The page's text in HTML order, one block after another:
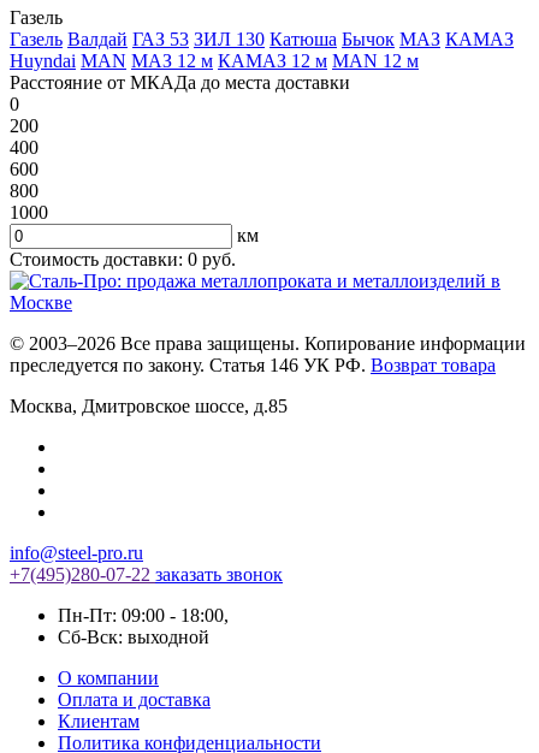
Газель
Газель Валдай ГАЗ 53 ЗИЛ 130 Катюша Бычок МАЗ КАМАЗ
Huyndai MAN МАЗ 12 м КАМАЗ 12 м MAN 12 м
Расстояние от МКАДа до места доставки
0
200
400
600
800
1000
км
Стоимость доставки: 0 руб.
© 2003–2026 Все права защищены. Копирование информации
преследуется по закону. Статья 146 УК РФ. Возврат товара
Москва, Дмитровское шоссе, д.85
info@steel-pro.ru
+7(495)280-07-22 заказать звонок
Пн-Пт: 09:00 - 18:00,
Cб-Вск: выходной
О компании
Оплата и доставка
Клиентам
Политика конфиденциальности